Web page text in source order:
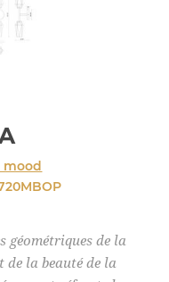
mood
géométriques de la
la beauté de la